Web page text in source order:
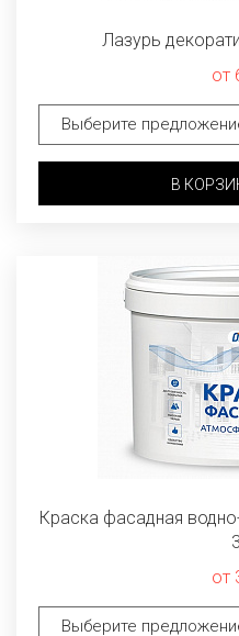
Лазурь
от
В
Краска фасадная
от